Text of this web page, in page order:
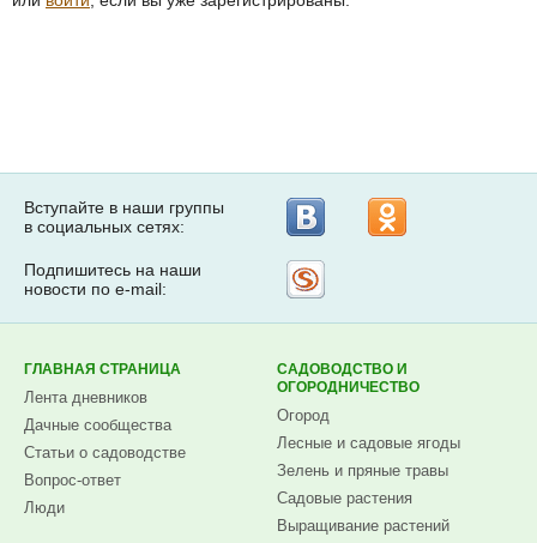
Вступайте в наши группы
в социальных сетях:
Подпишитесь на наши
новости по e-mail:
ГЛАВНАЯ СТРАНИЦА
Лента дневников
Дачные сообщества
Статьи о садоводстве
Вопрос-ответ
Люди
САДОВОДСТВО И
ОГОРОДНИЧЕСТВО
Огород
Лесные и садовые ягоды
Зелень и пряные травы
Садовые растения
Выращивание растений